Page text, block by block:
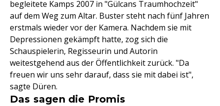
begleitete Kamps 2007 in "Gülcans Traumhochzeit"
auf dem Weg zum Altar. Buster steht nach fünf Jahren
erstmals wieder vor der Kamera. Nachdem sie mit
Depressionen gekämpft hatte, zog sich die
Schauspielerin, Regisseurin und Autorin
weitestgehend aus der Öffentlichkeit zurück. "Da
freuen wir uns sehr darauf, dass sie mit dabei ist",
sagte Düren.
Das sagen die Promis